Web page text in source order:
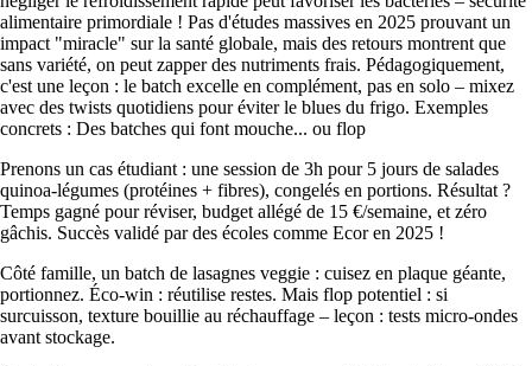
alimentaire primordiale ! Pas d'études massives en 2025 prouvant un
impact "miracle" sur la santé globale, mais des retours montrent que
sans variété, on peut zapper des nutriments frais. Pédagogiquement,
c'est une leçon : le batch excelle en complément, pas en solo – mixez
avec des twists quotidiens pour éviter le blues du frigo. Exemples
concrets : Des batches qui font mouche... ou flop
Prenons un cas étudiant : une session de 3h pour 5 jours de salades
quinoa-légumes (protéines + fibres), congelés en portions. Résultat ?
Temps gagné pour réviser, budget allégé de 15 €/semaine, et zéro
gâchis. Succès validé par des écoles comme Ecor en 2025 !
Côté famille, un batch de lasagnes veggie : cuisez en plaque géante,
portionnez. Éco-win : réutilise restes. Mais flop potentiel : si
surcuisson, texture bouillie au réchauffage – leçon : tests micro-ondes
avant stockage.